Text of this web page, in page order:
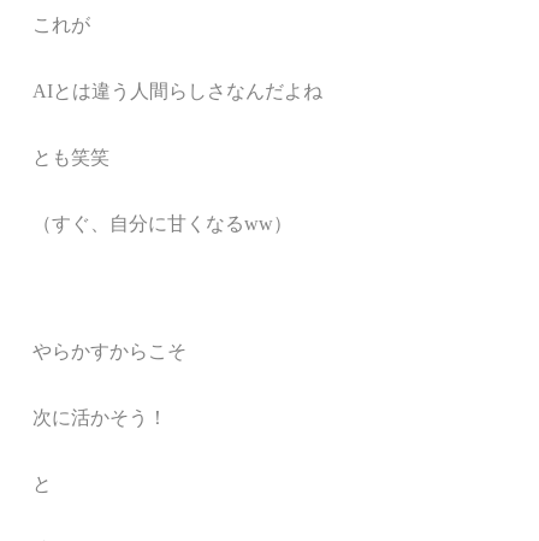
これが
AIとは違う人間らしさなんだよね
とも笑笑
（すぐ、自分に甘くなるww）
やらかすからこそ
次に活かそう！
と